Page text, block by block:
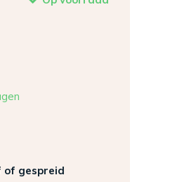
gespreid